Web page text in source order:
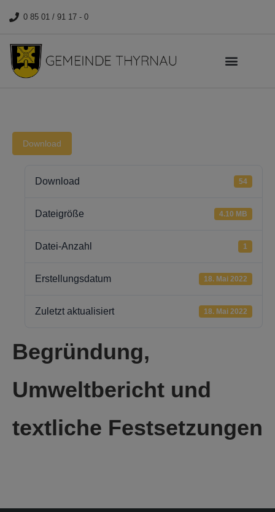
0 85 01 / 91 17 - 0
Download
Download 54
Dateigröße 4.10 MB
Datei-Anzahl 1
Erstellungsdatum 18. Mai 2022
Zuletzt aktualisiert 18. Mai 2022
Begründung,
Umweltbericht und
textliche Festsetzungen